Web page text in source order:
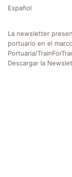
Español
La newsletter
portuario en el
Portuaria/
Descargar la